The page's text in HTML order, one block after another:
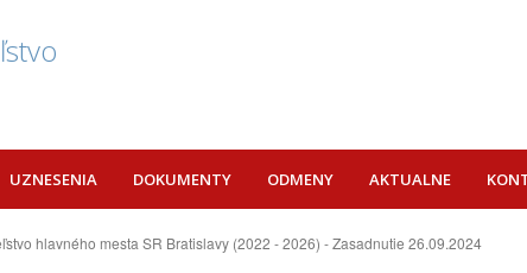
UZNESENIA DOKUMENTY ODMENY AKTUALNE
hlavného mesta SR Bratislavy (2022 - 2026) - Zasadnutie 26.09.2024